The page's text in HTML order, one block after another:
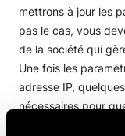
mettrons à jour les
pas le cas, vous
de la société qui
Une fois les
adresse IP,
nécessaires pour